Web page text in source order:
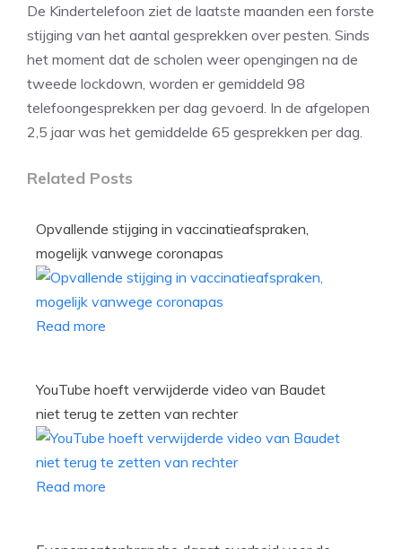
De Kindertelefoon ziet de laatste maanden een forste
stijging van het aantal gesprekken over pesten. Sinds
het moment dat de scholen weer opengingen na de
tweede lockdown, worden er gemiddeld 98
telefoongesprekken per dag gevoerd. In de afgelopen
2,5 jaar was het gemiddelde 65 gesprekken per dag.
Related Posts
Opvallende stijging in vaccinatieafspraken,
mogelijk vanwege coronapas
Read more
YouTube hoeft verwijderde video van Baudet
niet terug te zetten van rechter
Read more